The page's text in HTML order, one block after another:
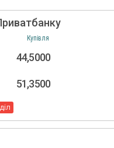
Купівля
44,5000
51,3500